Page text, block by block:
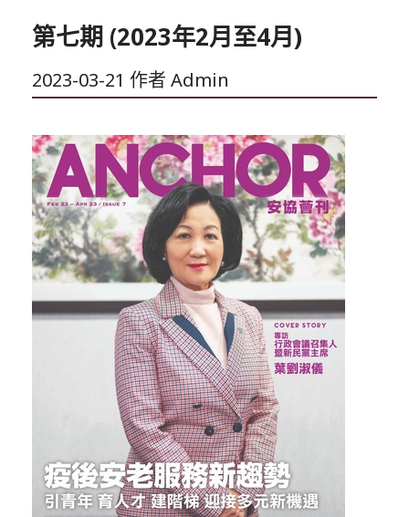
第七期 (2023年2月至4月)
2023-03-21 作者 Admin